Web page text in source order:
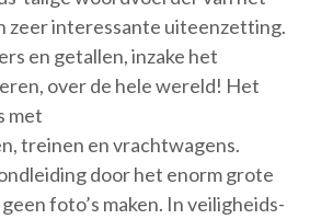
zeer interessante uiteenzetting.
en getallen, inzake het
over de hele wereld! Het
met
treinen en vrachtwagens.
door het enorm grote
foto’s maken. In veiligheids-